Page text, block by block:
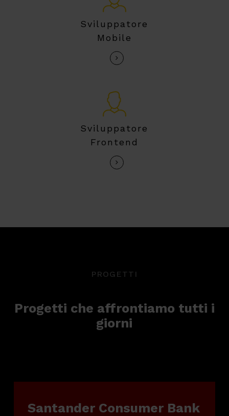
Sviluppatore
Mobile
Sviluppatore
Frontend
PROGETTI
Progetti che affrontiamo tutti i
giorni
Santander Consumer Bank